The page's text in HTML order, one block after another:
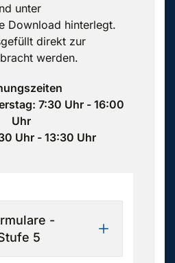
unter
Download hinterlegt.
direkt zur
werden.
7:30 Uhr - 16:00
Uhr
Uhr - 13:30 Uhr
-
5